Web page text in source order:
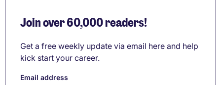
Join over 60,000 readers!
Get a free weekly update via email here and help
kick start your career.
Email address